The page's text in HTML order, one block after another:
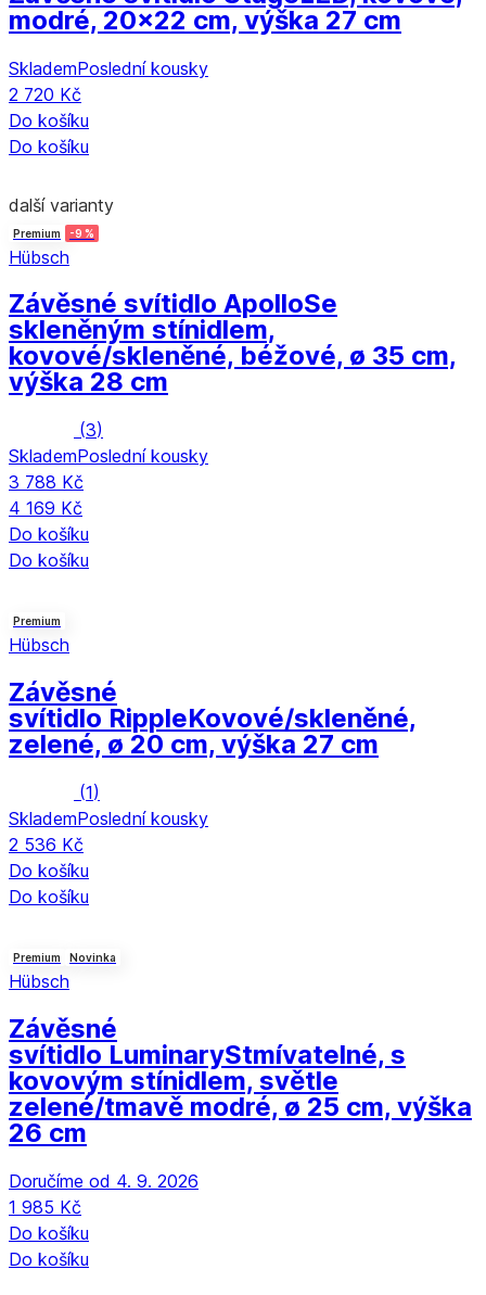
modré, 20x22 cm, výška 27 cm
SklademPoslední kousky
2 720 Kč
Do košíku
Do košíku
další varianty
Premium -9 %
Hübsch
Závěsné svítidlo ApolloSe
skleněným stínidlem,
kovové/skleněné, béžové, ø 35 cm,
výška 28 cm
(3)
SklademPoslední kousky
3 788 Kč
4 169 Kč
Do košíku
Do košíku
Premium
Hübsch
Závěsné
svítidlo RippleKovové/skleněné,
zelené, ø 20 cm, výška 27 cm
(1)
SklademPoslední kousky
2 536 Kč
Do košíku
Do košíku
Premium Novinka
Hübsch
Závěsné
svítidlo LuminaryStmívatelné, s
kovovým stínidlem, světle
zelené/tmavě modré, ø 25 cm, výška
26 cm
Doručíme od 4. 9. 2026
1 985 Kč
Do košíku
Do košíku